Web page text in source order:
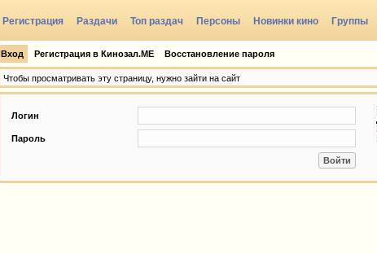
Регистрация Раздачи Топ раздач Персоны Новинки кино Группы
Вход Регистрация в Кинозал.МЕ Восстановление пароля
Чтобы просматривать эту страницу, нужно зайти на сайт
Логин
Пароль